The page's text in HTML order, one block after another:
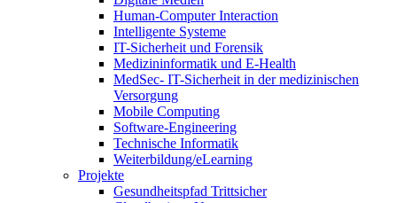
Human-Computer Interaction
Intelligente Systeme
IT-Sicherheit und Forensik
Medizininformatik und E-Health
MedSec- IT-Sicherheit in der medizinischen
Versorgung
Mobile Computing
Software-Engineering
Technische Informatik
Weiterbildung/eLearning
Projekte
Gesundheitspfad Trittsicher